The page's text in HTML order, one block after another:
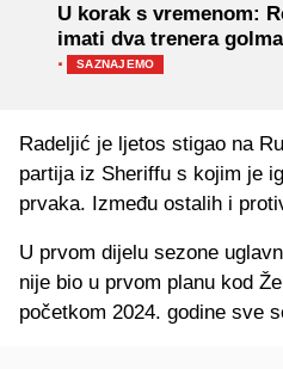
U korak s vremenom:
imati dva trenera
· SAZNAJEMO
Radeljić je ljetos stigao na
partija iz Sheriffu s kojim je
prvaka. Između ostalih i
U prvom dijelu sezone
nije bio u prvom planu kod
početkom 2024. godine sve